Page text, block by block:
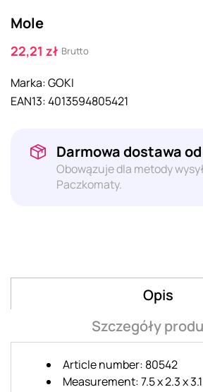
Mole
22,21 zł Brutto
Marka:GOKI
EAN13:4013594805421
Darmowa dostawa od
Obowązuje dla metody
Paczkomaty.
Opis
Szczegóły
Article number: 80542
Measurement: 7.5 x 2.3 x